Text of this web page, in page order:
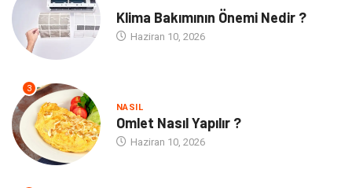
Klima Bakımının Önemi Nedir ?
Haziran 10, 2026
3
NASIL
Omlet Nasıl Yapılır ?
Haziran 10, 2026